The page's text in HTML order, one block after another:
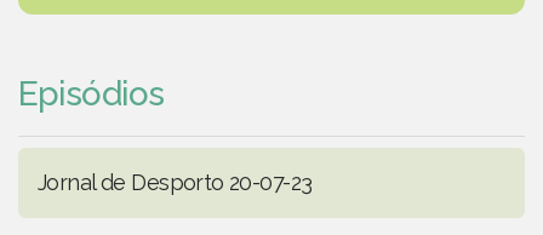
Episódios
Jornal de Desporto 20-07-23